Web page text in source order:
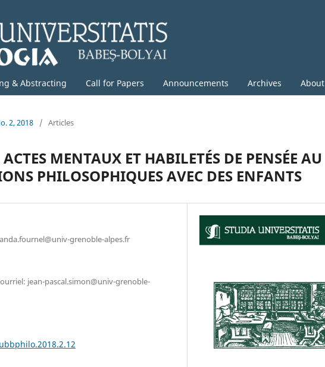
& Abstracting Call for Papers Announcements Archives About
2, 2018 / Articles
MENTAUX ET HABILETÉS DE PENSÉE AU
PHILOSOPHIQUES AVEC DES ENFANTS
grenoble-alpes.fr
jean-pascal.simon@univ-grenoble-